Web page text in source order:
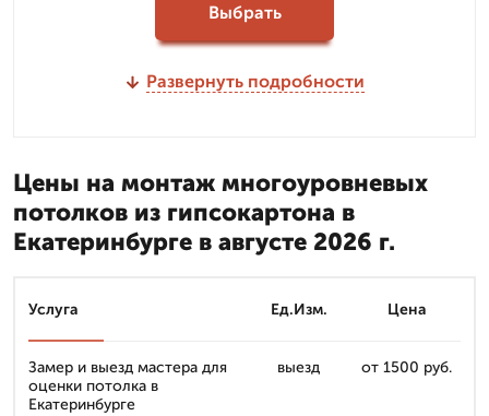
Выбрать
Развернуть подробности
Цены на монтаж многоуровневых
потолков из гипсокартона в
Екатеринбурге в августе 2026 г.
Услуга Ед.Изм. Цена
Замер и выезд мастера для
оценки потолка в
Екатеринбурге
выезд от 1500 руб.